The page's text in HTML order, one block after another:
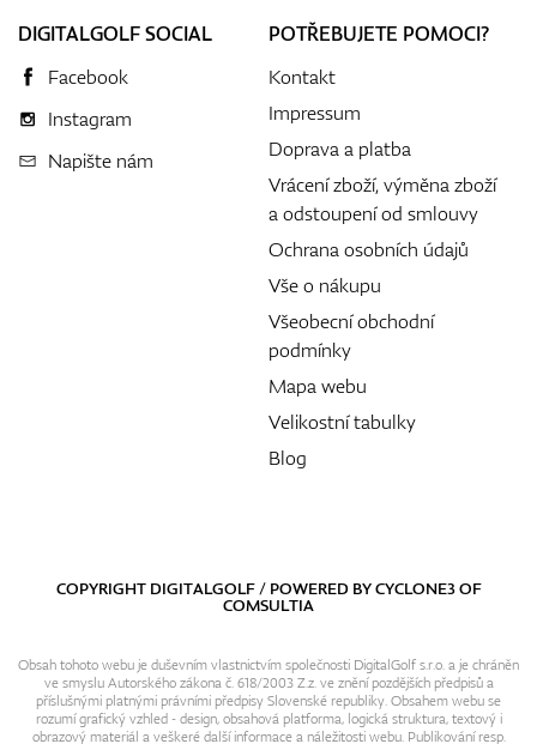
DIGITALGOLF SOCIAL
Facebook
Instagram
Napište nám
POTŘEBUJETE POMOCI?
Kontakt
Impressum
Doprava a platba
Vrácení zboží, výměna zboží
a odstoupení od smlouvy
Ochrana osobních údajů
Vše o nákupu
Všeobecní obchodní
podmínky
Mapa webu
Velikostní tabulky
Blog
COPYRIGHT DIGITALGOLF / POWERED BYCYCLONE3OF
COMSULTIA
Obsah tohoto webu je duševním vlastnictvím společnosti DigitalGolf s.r.o. a je chráněn
ve smyslu Autorského zákona č. 618/2003 Z.z. ve znění pozdějších předpisů a
příslušnými platnými právními předpisy Slovenské republiky. Obsahem webu se
rozumí grafický vzhled - design, obsahová platforma, logická struktura, textový i
obrazový materiál a veškeré další informace a náležitosti webu. Publikování resp.